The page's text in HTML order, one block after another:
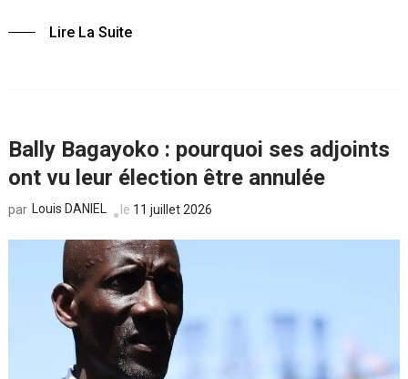
Lire La Suite
Bally Bagayoko : pourquoi ses adjoints
ont vu leur élection être annulée
par Louis DANIEL le 11 juillet 2026